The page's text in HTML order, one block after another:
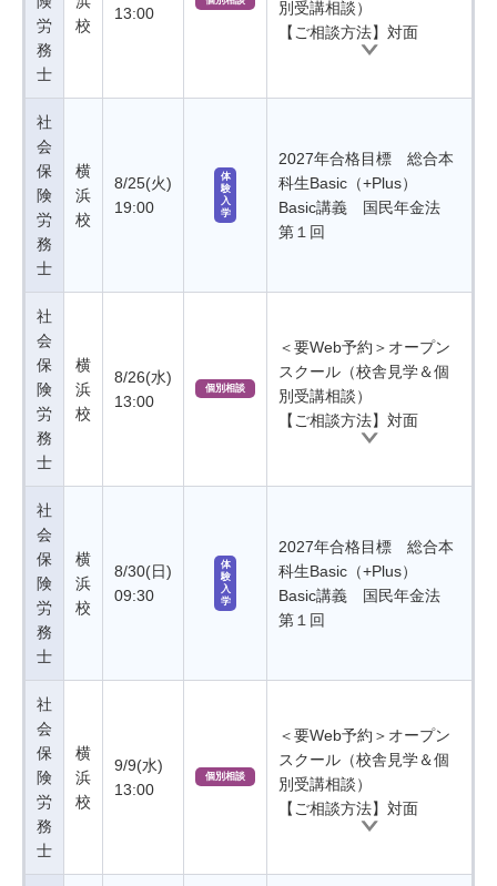
労
務
士
校
13:00
別受講相談）
【ご相談方法】対面
社
会
保
険
労
務
士
横
浜
校
8/25(火)
19:00
体
験
入
学
2027年合格目標 総合本
科生Basic（+Plus）
Basic講義 国民年金法
第１回
社
会
保
険
労
務
士
横
浜
校
8/26(水)
13:00
個別相談
＜要Web予約＞オープン
スクール（校舎見学＆個
別受講相談）
【ご相談方法】対面
社
会
保
険
労
務
士
横
浜
校
8/30(日)
09:30
体
験
入
学
2027年合格目標 総合本
科生Basic（+Plus）
Basic講義 国民年金法
第１回
社
会
保
険
労
務
士
横
浜
校
9/9(水)
13:00
個別相談
＜要Web予約＞オープン
スクール（校舎見学＆個
別受講相談）
【ご相談方法】対面